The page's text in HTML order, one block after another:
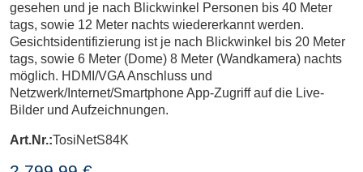
gesehen und je nach Blickwinkel Personen bis 40 Meter
tags, sowie 12 Meter nachts wiedererkannt werden.
Gesichtsidentifizierung ist je nach Blickwinkel bis 20 Meter
tags, sowie 6 Meter (Dome) 8 Meter (Wandkamera) nachts
möglich. HDMI/VGA Anschluss und
Netzwerk/Internet/Smartphone App-Zugriff auf die Live-
Bilder und Aufzeichnungen.
Art.Nr.:TosiNetS84K